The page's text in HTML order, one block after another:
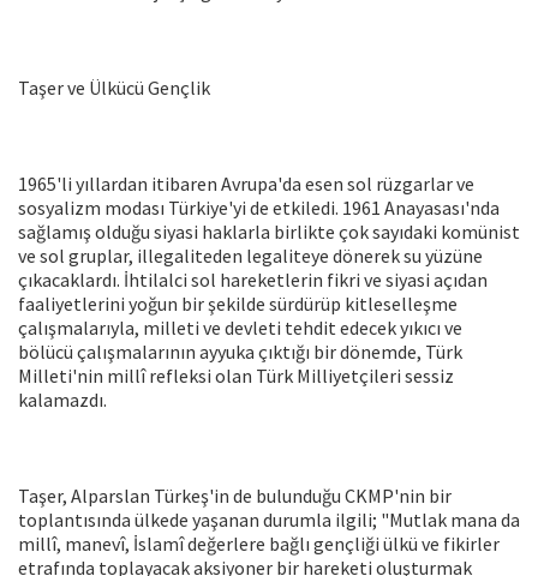
Taşer ve Ülkücü Gençlik
1965'li yıllardan itibaren Avrupa'da esen sol rüzgarlar ve
sosyalizm modası Türkiye'yi de etkiledi. 1961 Anayasası'nda
sağlamış olduğu siyasi haklarla birlikte çok sayıdaki komünist
ve sol gruplar, illegaliteden legaliteye dönerek su yüzüne
çıkacaklardı. İhtilalci sol hareketlerin fikri ve siyasi açıdan
faaliyetlerini yoğun bir şekilde sürdürüp kitleselleşme
çalışmalarıyla, milleti ve devleti tehdit edecek yıkıcı ve
bölücü çalışmalarının ayyuka çıktığı bir dönemde, Türk
Milleti'nin millî refleksi olan Türk Milliyetçileri sessiz
kalamazdı.
Taşer, Alparslan Türkeş'in de bulunduğu CKMP'nin bir
toplantısında ülkede yaşanan durumla ilgili; "Mutlak mana da
millî, manevî, İslamî değerlere bağlı gençliği ülkü ve fikirler
etrafında toplayacak aksiyoner bir hareketi oluşturmak